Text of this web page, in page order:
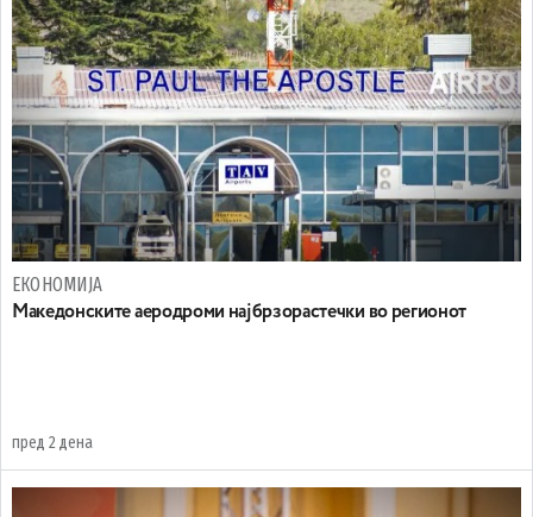
ЕКОНОМИЈА
Maкедонските аеродроми најбрзорастечки во регионот
пред 2 дена